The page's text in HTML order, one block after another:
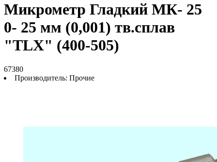
Микрометр Гладкий МК- 25
0- 25 мм (0,001) тв.сплав
"TLX" (400-505)
67380
Производитель: Прочие